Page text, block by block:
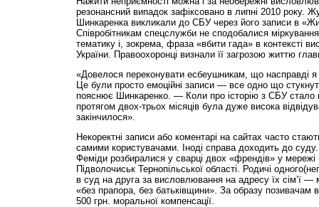
резонансний випадок зафіксовано в липні 2010 року.
Шинкаренка викликали до СБУ через його записи в
Співробітникам спецслужби не сподобалися
тематику і, зокрема, фраза «вбити гада» в контексті
України. Правоохоронці визнали її загрозою життю
«Довелося переконувати есбеушникам, що насправді я
Це були просто емоційні записи — все одно що
пояснює Шинкаренко. — Коли про історію з СБУ
протягом двох-трьох місяців була дуже висока
закінчилося».
Некоректні записи або коментарі на сайтах часто
самими користувачами. Іноді справа доходить до
Феміди розбиралися у сварці двох «френдів» у
Підволочиськ Тернопільської області. Родичі
в суд на друга за висловлювання на адресу їх сім’ї —
«без прапора, без батьківщини». За образу позивачам
500 грн. моральної компенсації.